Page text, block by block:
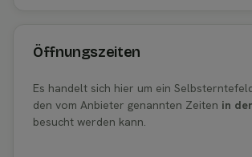
Öffnungszeiten
Es handelt sich hier um ein
den vom Anbieter genannten Zeiten in
besucht werden kann.